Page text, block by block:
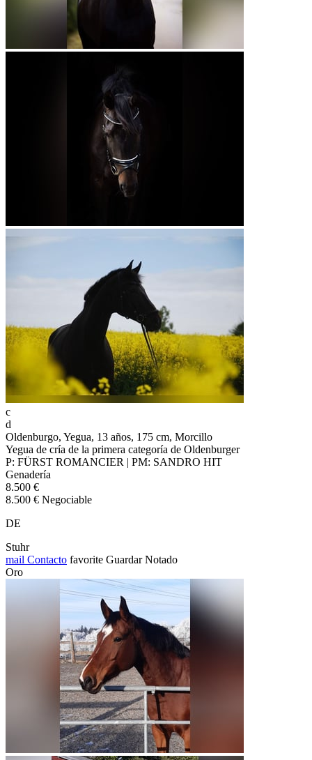
c
d
Oldenburgo, Yegua, 13 años, 175 cm, Morcillo
Yegua de cría de la primera categoría de Oldenburger
P: FÜRST ROMANCIER | PM: SANDRO HIT
Genadería
8.500 €
8.500 € Negociable
DE
Stuhr
mail Contacto favorite Guardar Notado
Oro